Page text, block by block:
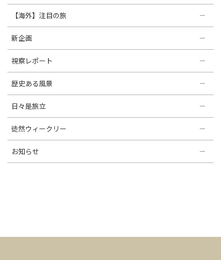
【海外】注目の旅
新企画
視察レポート
歴史ある風景
日々是旅立
徒然ウィークリー
お知らせ